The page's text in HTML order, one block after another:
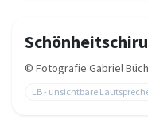
© Fotografie Gabriel
LB - unsichtbare